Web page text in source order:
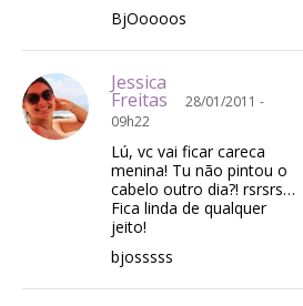
BjOoooos
Jessica
Freitas
28/01/2011 -
09h22
Lú, vc vai ficar careca
menina! Tu não pintou o
cabelo outro dia?! rsrsrs…
Fica linda de qualquer
jeito!
bjosssss